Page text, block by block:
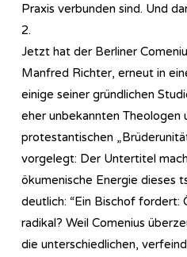
Praxis verbunden sind. Und
2.
Jetzt hat der Berliner
Manfred Richter, erneut in
einige seiner gründlichen
eher unbekannten Theologen
protestantischen
vorgelegt: Der Untertitel
ökumenische Energie dieses
deutlich: “Ein Bischof fordert:
radikal? Weil Comenius
die unterschiedlichen,